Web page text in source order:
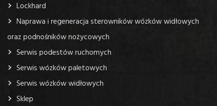
Lockhard
Naprawa i regeneracja sterowników wózków widłowych
oraz podnośników nożycowych
Serwis podestów ruchomych
Serwis wózków paletowych
Serwis wózków widłowych
Sklep